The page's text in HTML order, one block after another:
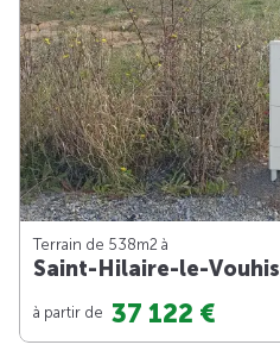
Terrain de 538m2 à
Saint-Hilaire-le-Vouhis
à partir de 37 122 €